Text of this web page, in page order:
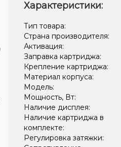
Характеристики:
Тип товара:
Страна производителя:
Активация:
Заправка картриджа:
Крепление картриджа:
Материал корпуса:
Модель:
Мощность, Вт:
Наличие дисплея:
Наличие картриджа в
комплекте:
Регулировка затяжки: